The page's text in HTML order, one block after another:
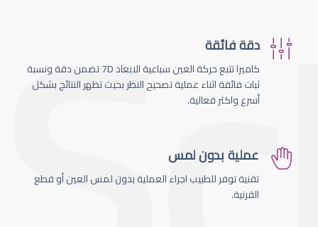
دقة فائقة
كاميرا تتبع حركة العين سباعية الابعاد 7D تضمن دقة ونسبة
ثبات فائقة اثناء عملية تصحيح النظر بحيث تظهر النتائج بشكل
أسرع واكثر فعالية.
عملية بدون لمس
تقنية توفر للطبيب اجراء العملية بدون لمس العين أو قطع
القرنية.